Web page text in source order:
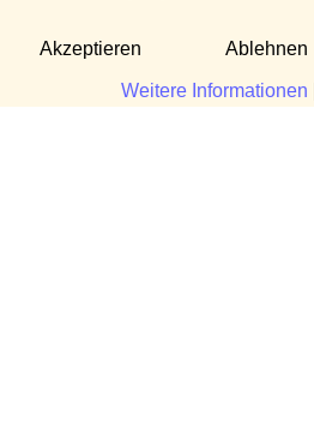
Akzeptieren Ablehnen
Weitere Informationen